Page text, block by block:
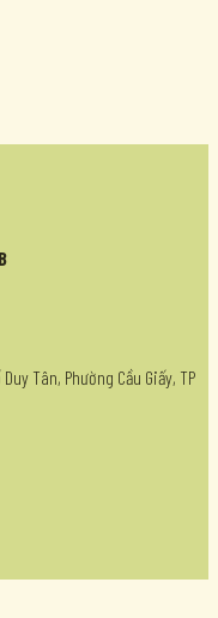
Tân, Phường Cầu Giấy, TP